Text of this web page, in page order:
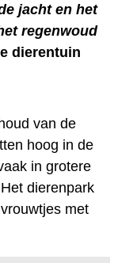
jacht en het
regenwoud
dierentuin
van de
hoog in de
in grotere
dierenpark
met